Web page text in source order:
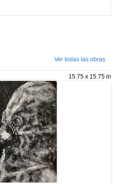
Ver todas las obras
15.75 x 15.75 in